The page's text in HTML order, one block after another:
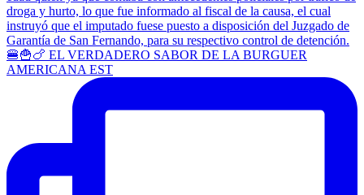
🍔🍟🍗 EL VERDADERO SABOR DE LA BURGUER
AMERICANA EST